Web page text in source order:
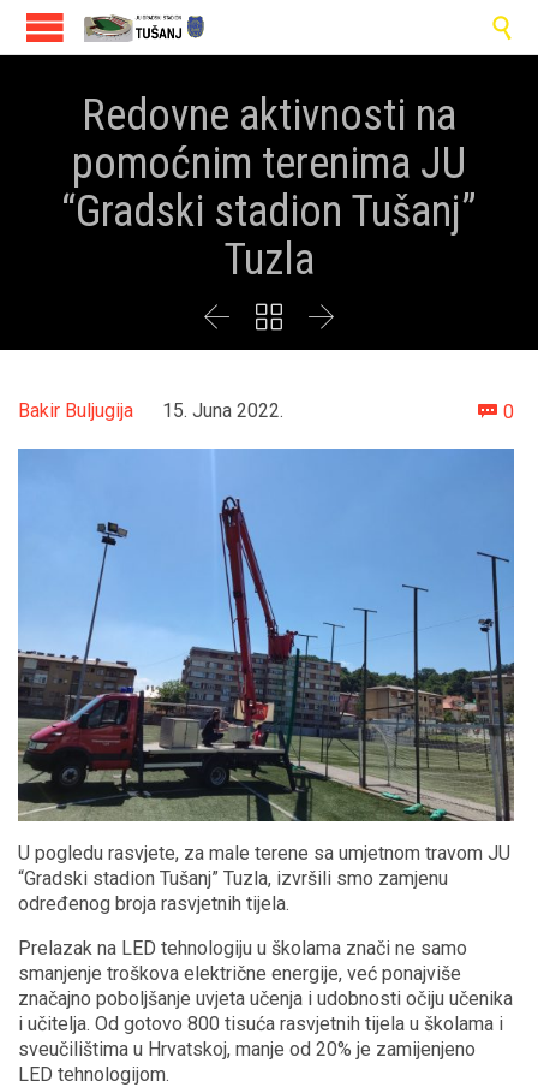

Redovne aktivnosti na
pomoćnim terenima JU
“Gradski stadion Tušanj”
Tuzla
  
Bakir Buljugija 15. Juna 2022.  0
U pogledu rasvjete, za male terene sa umjetnom travom JU
“Gradski stadion Tušanj” Tuzla, izvršili smo zamjenu
određenog broja rasvjetnih tijela.
Prelazak na LED tehnologiju u školama znači ne samo
smanjenje troškova električne energije, već ponajviše
značajno poboljšanje uvjeta učenja i udobnosti očiju učenika
i učitelja. Od gotovo 800 tisuća rasvjetnih tijela u školama i
sveučilištima u Hrvatskoj, manje od 20% je zamijenjeno
LED tehnologijom.